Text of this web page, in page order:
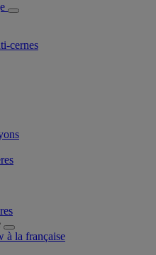
cernes
à la française